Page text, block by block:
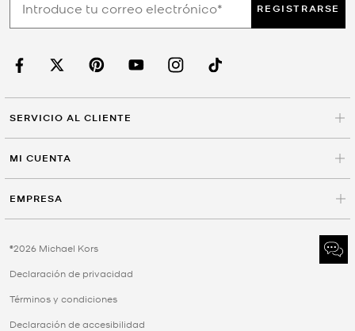
REGISTRARSE
SERVICIO AL CLIENTE
MI CUENTA
EMPRESA
©2026 Michael Kors
Declaración de privacidad
Términos y condiciones
Declaración de accesibilidad